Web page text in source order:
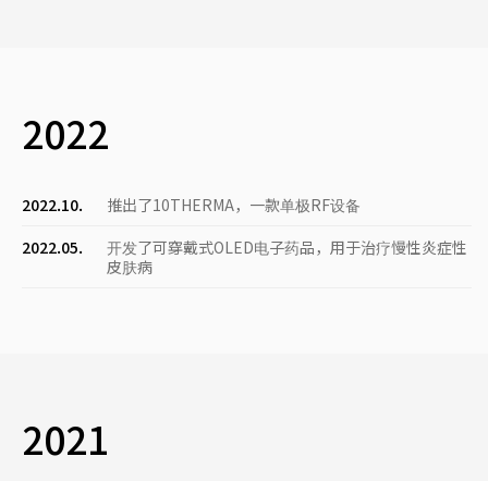
2022
2022.10.
推出了10THERMA，一款单极RF设备
2022.05.
开发了可穿戴式OLED电子药品，用于治疗慢性炎症性
皮肤病
2021